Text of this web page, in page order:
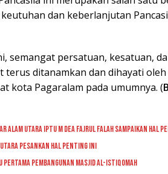
dan keberlanjutan
semangat persatuan, kesatuan,
terus ditanamkan dan dihayati
kota Pagaralam pada umumnya. (
Alam Utara Iptu M Dea Fajrul Falah Sampaikan Hal
Utara Pesankan Hal Penting Ini
Pembangunan Masjid Al-Istiqomah